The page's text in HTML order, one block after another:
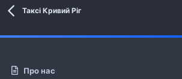
Таксі Кривий Ріг
Про нас